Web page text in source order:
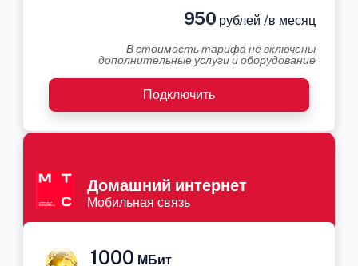
950 рублей /в месяц
В стоимость тарифа не включены
дополнительные услуги и оборудование
Подключить
Домашний интернет
Мобильная связь
1000 МБит